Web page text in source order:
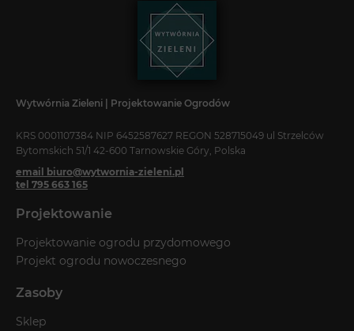
Wytwórnia Zieleni | Projektowanie Ogrodów
KRS 0001107384 NIP 6452587627 REGON 528715049 ul Strzelców
Bytomskich 51/1 42-600 Tarnowskie Góry, Polska
email biuro@wytwornia-zieleni.pl
tel 795 663 165
Projektowanie
Projektowanie ogrodu przydomowego
Projekt ogrodu nowoczesnego
Zasoby
Sklep